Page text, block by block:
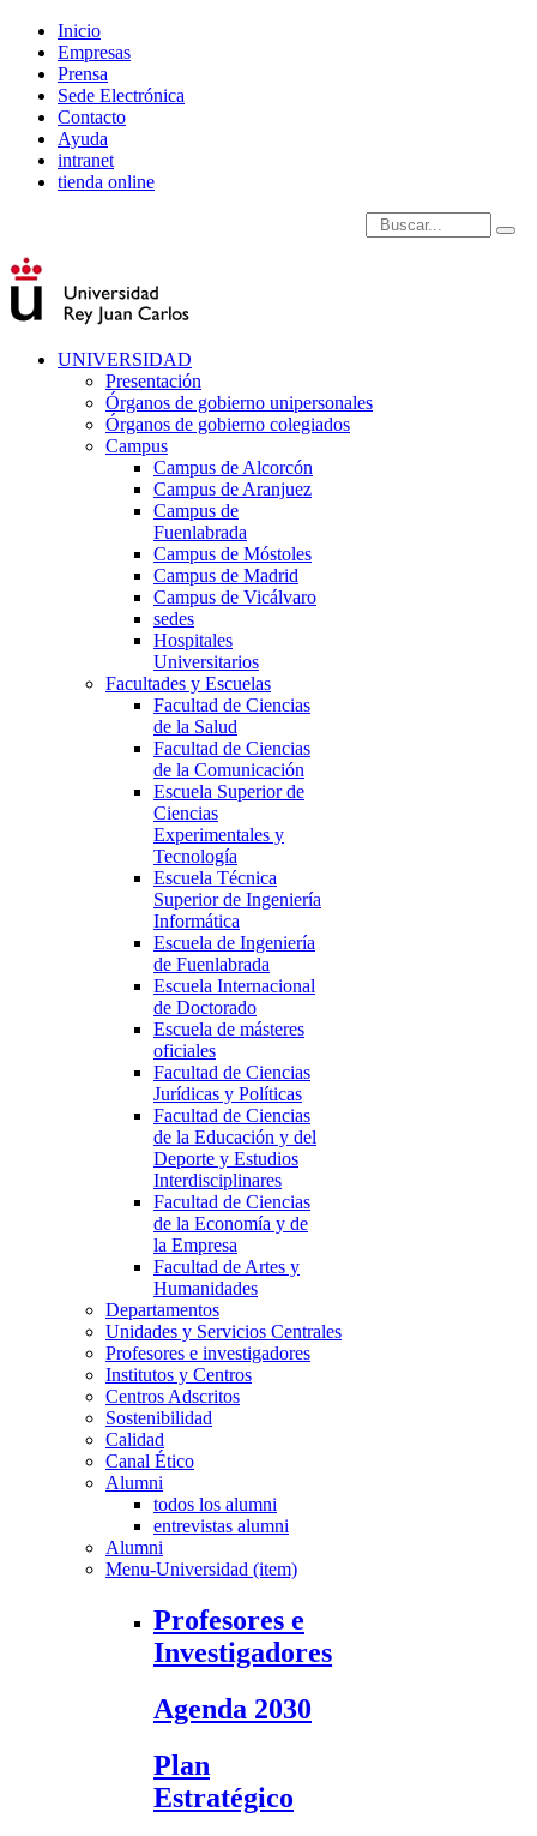
Inicio
Empresas
Prensa
Sede Electrónica
Contacto
Ayuda
intranet
tienda online
Introduce términos de
UNIVERSIDAD
Presentación
Órganos de gobierno unipersonales
Órganos de gobierno colegiados
Campus
Campus de Alcorcón
Campus de Aranjuez
Campus de
Fuenlabrada
Campus de Móstoles
Campus de Madrid
Campus de Vicálvaro
sedes
Hospitales
Universitarios
Facultades y Escuelas
Facultad de Ciencias
de la Salud
Facultad de Ciencias
de la Comunicación
Escuela Superior de
Ciencias
Experimentales y
Tecnología
Escuela Técnica
Superior de Ingeniería
Informática
Escuela de Ingeniería
de Fuenlabrada
Escuela Internacional
de Doctorado
Escuela de másteres
oficiales
Facultad de Ciencias
Jurídicas y Políticas
Facultad de Ciencias
de la Educación y del
Deporte y Estudios
Interdisciplinares
Facultad de Ciencias
de la Economía y de
la Empresa
Facultad de Artes y
Humanidades
Departamentos
Unidades y Servicios Centrales
Profesores e investigadores
Institutos y Centros
Centros Adscritos
Sostenibilidad
Calidad
Canal Ético
Alumni
todos los alumni
entrevistas alumni
Alumni
Menu-Universidad (item)
Profesores e
Investigadores
Agenda 2030
Plan
Estratégico